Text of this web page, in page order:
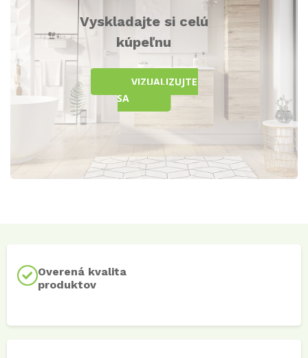
Vyskladajte si celú
kúpeľnu
VIZUALIZUJTE
SA
Overená kvalita
produktov